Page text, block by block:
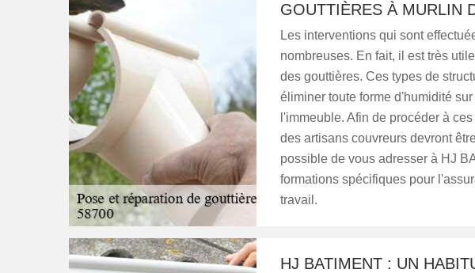
GOUTTIÈRES À MURLIN
Les interventions qui sont
nombreuses. En fait, il est très
des gouttières. Ces types de
éliminer toute forme d'humidité
l'immeuble. Afin de procéder à
des artisans couvreurs devront
possible de vous adresser à HJ
formations spécifiques pour
travail.
HJ BATIMENT : UN